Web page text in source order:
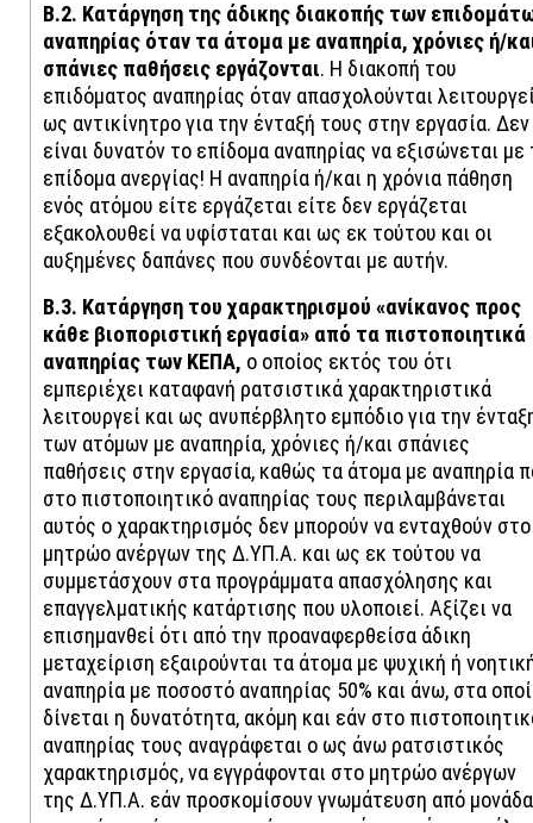
Β.2. Κατάργηση της άδικης διακοπής των
αναπηρίας όταν τα άτομα με αναπηρία, χρόνιες ή/
σπάνιες παθήσεις εργάζονται. Η διακοπή του
επιδόματος αναπηρίας όταν απασχολούνται
ως αντικίνητρο για την ένταξή τους στην εργασία. Δεν
είναι δυνατόν το επίδομα αναπηρίας να εξισώνεται με
επίδομα ανεργίας! Η αναπηρία ή/και η χρόνια πάθηση
ενός ατόμου είτε εργάζεται είτε δεν εργάζεται
εξακολουθεί να υφίσταται και ως εκ τούτου και οι
αυξημένες δαπάνες που συνδέονται με αυτήν.
Β.3. Κατάργηση του χαρακτηρισμού «ανίκανος προς
κάθε βιοποριστική εργασία» από τα πιστοποιητικά
αναπηρίας των ΚΕΠΑ, ο οποίος εκτός του ότι
εμπεριέχει καταφανή ρατσιστικά χαρακτηριστικά
λειτουργεί και ως ανυπέρβλητο εμπόδιο για την
των ατόμων με αναπηρία, χρόνιες ή/και σπάνιες
παθήσεις στην εργασία, καθώς τα άτομα με αναπηρία
στο πιστοποιητικό αναπηρίας τους περιλαμβάνεται
αυτός ο χαρακτηρισμός δεν μπορούν να ενταχθούν στο
μητρώο ανέργων της Δ.ΥΠ.Α. και ως εκ τούτου να
συμμετάσχουν στα προγράμματα απασχόλησης και
επαγγελματικής κατάρτισης που υλοποιεί. Αξίζει να
επισημανθεί ότι από την προαναφερθείσα άδικη
μεταχείριση εξαιρούνται τα άτομα με ψυχική ή
αναπηρία με ποσοστό αναπηρίας 50% και άνω, στα
δίνεται η δυνατότητα, ακόμη και εάν στο
αναπηρίας τους αναγράφεται ο ως άνω ρατσιστικός
χαρακτηρισμός, να εγγράφονται στο μητρώο ανέργων
της Δ.ΥΠ.Α. εάν προσκομίσουν γνωμάτευση από μονάδα